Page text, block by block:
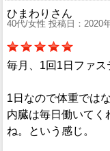
ひまわりさん
40代/女性 投稿日：2020
毎月、1回1日ファス
1日なので体重では
内臓は毎日働いてく
ね。という感じ。